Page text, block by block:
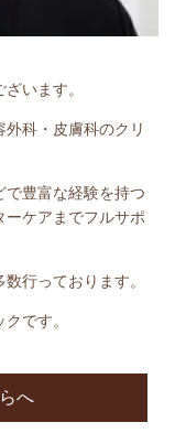
います。
科・皮膚科のクリ
で豊富な経験を持つ
ーケアまでフルサポ
行っております。
です。
へ